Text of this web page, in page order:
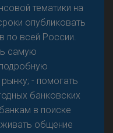
тематики на
опубликовать
по всей России.
самую
- помогать
банковских
в поиске
общение